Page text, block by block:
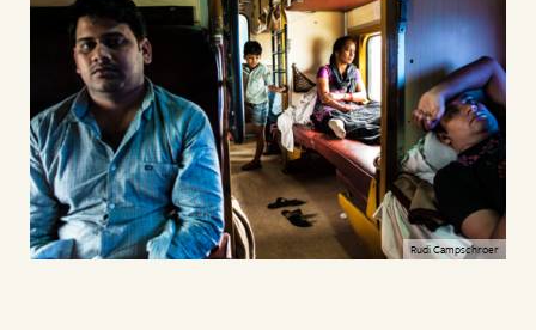
Rudi Campschroer